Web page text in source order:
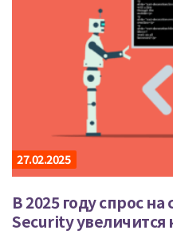
27.02.2025
В 2025 году спрос
Security увеличится